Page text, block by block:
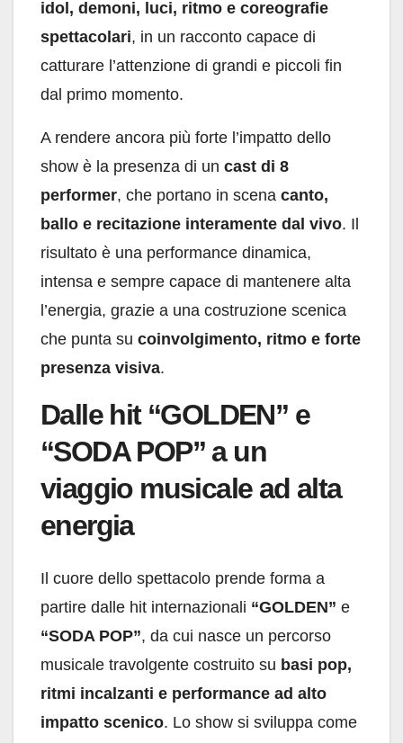
idol, demoni, luci, ritmo e coreografie
spettacolari, in un racconto capace di
catturare l’attenzione di grandi e piccoli fin
dal primo momento.
A rendere ancora più forte l’impatto dello
show è la presenza di un cast di 8
performer, che portano in scena canto,
ballo e recitazione interamente dal vivo. Il
risultato è una performance dinamica,
intensa e sempre capace di mantenere alta
l’energia, grazie a una costruzione scenica
che punta su coinvolgimento, ritmo e forte
presenza visiva.
Dalle hit “GOLDEN” e
“SODA POP” a un
viaggio musicale ad alta
energia
Il cuore dello spettacolo prende forma a
partire dalle hit internazionali “GOLDEN” e
“SODA POP”, da cui nasce un percorso
musicale travolgente costruito su basi pop,
ritmi incalzanti e performance ad alto
impatto scenico. Lo show si sviluppa come